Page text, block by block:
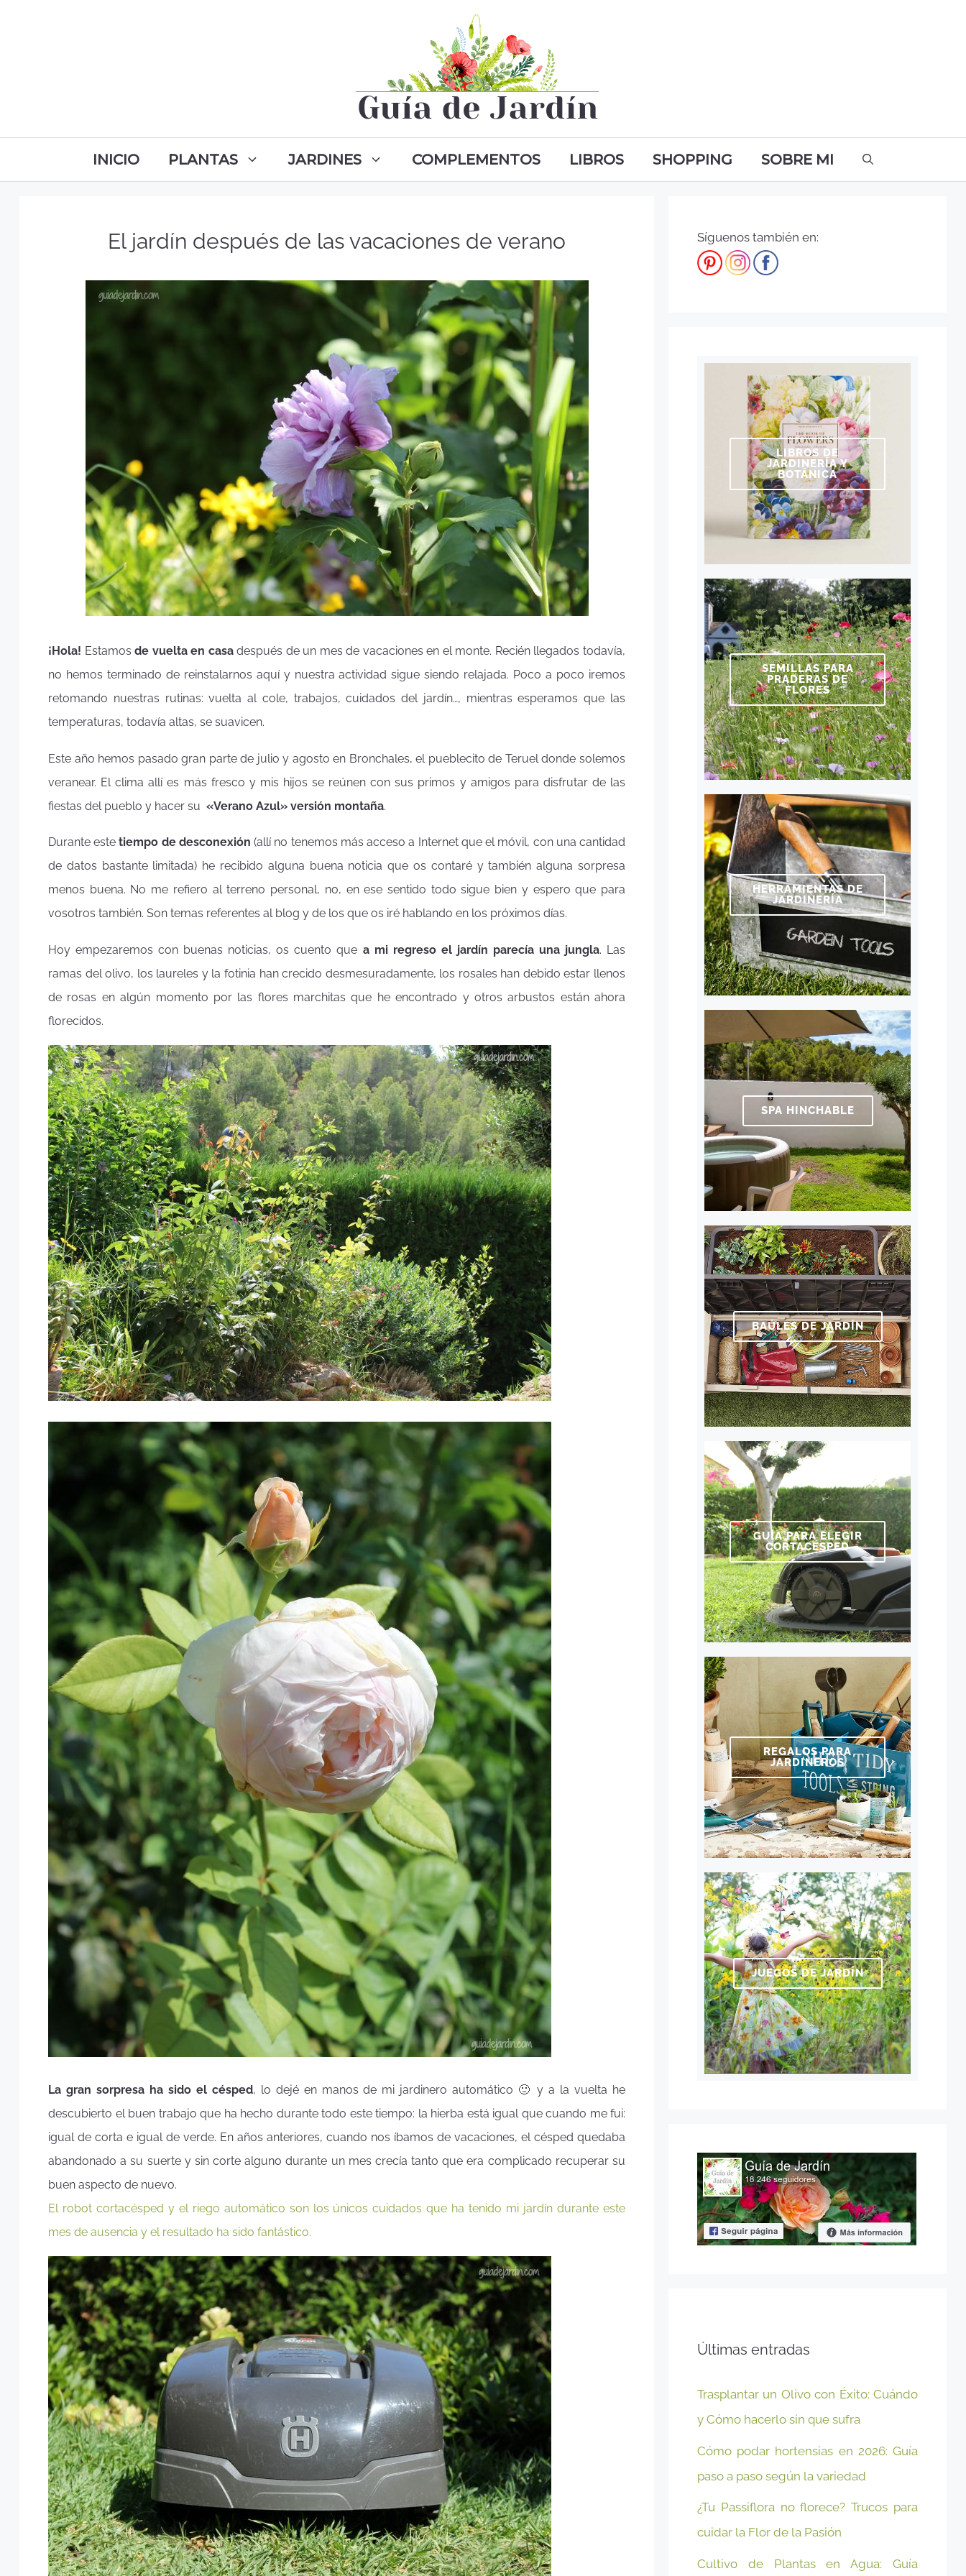
INICIO PLANTAS JARDINES COMPLEMENTOS LIBROS SHOPPING SOBRE MI
El jardín después de las vacaciones de verano
¡Hola! Estamos de vuelta en casadespués de un mes de vacaciones en el monte. Recién llegados todavía,
no hemos terminado de reinstalarnos aquí y nuestra actividad sigue siendo relajada. Poco a poco iremos
retomando nuestras rutinas: vuelta al cole, trabajos, cuidados del jardín…, mientras esperamos que las
temperaturas, todavía altas, se suavicen.
Este año hemos pasado gran parte de julio y agosto en Bronchales, el pueblecito de Teruel donde solemos
veranear. El clima allí es más fresco y mis hijos se reúnen con sus primos y amigos para disfrutar de las
fiestas del pueblo y hacer su «Verano Azul» versión montaña.
Durante estetiempo de desconexión (allí no tenemos más acceso a Internet que el móvil, con una cantidad
de datos bastante limitada) he recibido alguna buena noticia que os contaré y también alguna sorpresa
menos buena. No me refiero al terreno personal, no, en ese sentido todo sigue bien y espero que para
vosotros también. Son temas referentes al blog y de los que os iré hablando en los próximos días.
Hoy empezaremos con buenas noticias, os cuento que a mi regreso el jardín parecía una jungla. Las
ramas del olivo, los laureles y la fotinia han crecido desmesuradamente, los rosales han debido estar llenos
de rosas en algún momento por las flores marchitas que he encontrado y otros arbustos están ahora
florecidos.
La gran sorpresa ha sido el césped, lo dejé en manos de mi jardinero automático 🙂 y a la vuelta he
descubierto el buen trabajo que ha hecho durante todo este tiempo: la hierba está igual que cuando me fui:
igual de corta e igual de verde. En años anteriores, cuando nos íbamos de vacaciones, el césped quedaba
abandonado a su suerte y sin corte alguno durante un mes crecía tanto que era complicado recuperar su
buen aspecto de nuevo.
El robot cortacésped y el riego automático son los únicos cuidados que ha tenido mi jardín durante este
mes de ausencia y el resultado ha sido fantástico.
Síguenos también en:
LIBROS DE
JARDINERÍA Y
BOTÁNICA
SEMILLAS PARA
PRADERAS DE
FLORES
HERRAMIENTAS DE
JARDINERÍA
SPA HINCHABLE
BAÚLES DE JARDÍN
GUÍA PARA ELEGIR
CORTACÉSPED
REGALOS PARA
JARDINEROS
JUEGOS DE JARDÍN
Últimas entradas
Trasplantar un Olivo con Éxito: Cuándo
y Cómo hacerlo sin que sufra
Cómo podar hortensias en 2026: Guía
paso a paso según la variedad
¿Tu Passiflora no florece? Trucos para
cuidar la Flor de la Pasión
Cultivo de Plantas en Agua: Guía